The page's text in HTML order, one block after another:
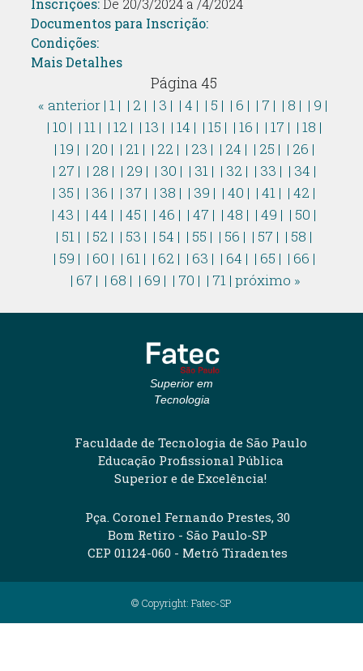
Inscrições:De 20/3/2024 a /4/2024
Documentos para Inscrição:
Condições:
Mais Detalhes
Página 45
« anterior| 1 | | 2 | | 3 | | 4 | | 5 | | 6 | | 7 | | 8 | | 9 |
| 10 | | 11 | | 12 | | 13 | | 14 | | 15 | | 16 | | 17 | | 18 |
| 19 | | 20 | | 21 | | 22 | | 23 | | 24 | | 25 | | 26 |
| 27 | | 28 | | 29 | | 30 | | 31 | | 32 | | 33 | | 34 |
| 35 | | 36 | | 37 | | 38 | | 39 | | 40 | | 41 | | 42 |
| 43 | | 44 | | 45 | | 46 | | 47 | | 48 | | 49 | | 50 |
| 51 | | 52 | | 53 | | 54 | | 55 | | 56 | | 57 | | 58 |
| 59 | | 60 | | 61 | | 62 | | 63 | | 64 | | 65 | | 66 |
| 67 | | 68 | | 69 | | 70 | | 71 |próximo »
Superior em
Tecnologia
Faculdade de Tecnologia de São Paulo
Educação Profissional Pública
Superior e de Excelência!
Pça. Coronel Fernando Prestes, 30
Bom Retiro - São Paulo-SP
CEP 01124-060 - Metrô Tiradentes
© Copyright: Fatec-SP